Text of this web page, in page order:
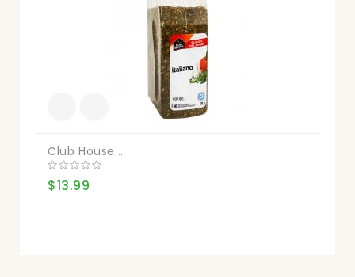
Club House...
$13.99